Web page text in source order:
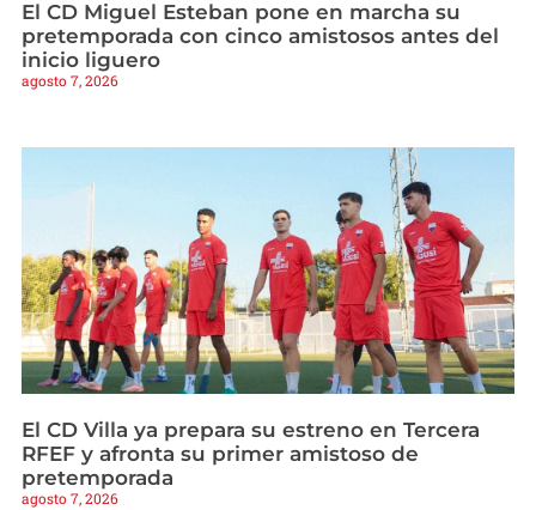
El CD Miguel Esteban pone en marcha su
pretemporada con cinco amistosos antes del
inicio liguero
agosto 7, 2026
El CD Villa ya prepara su estreno en Tercera
RFEF y afronta su primer amistoso de
pretemporada
agosto 7, 2026